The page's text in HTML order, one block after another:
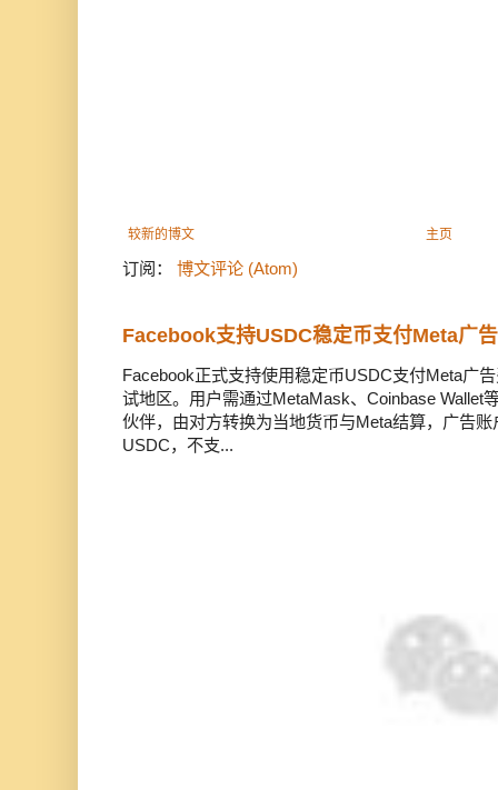
较新的博文 主页
订阅： 博文评论 (Atom)
Facebook支持USDC稳定币支付Meta广
Facebook正式支持使用稳定币USDC支付Meta广
试地区。用户需通过MetaMask、Coinbase Wallet
伙伴，由对方转换为当地货币与Meta结算，广告
USDC，不支...